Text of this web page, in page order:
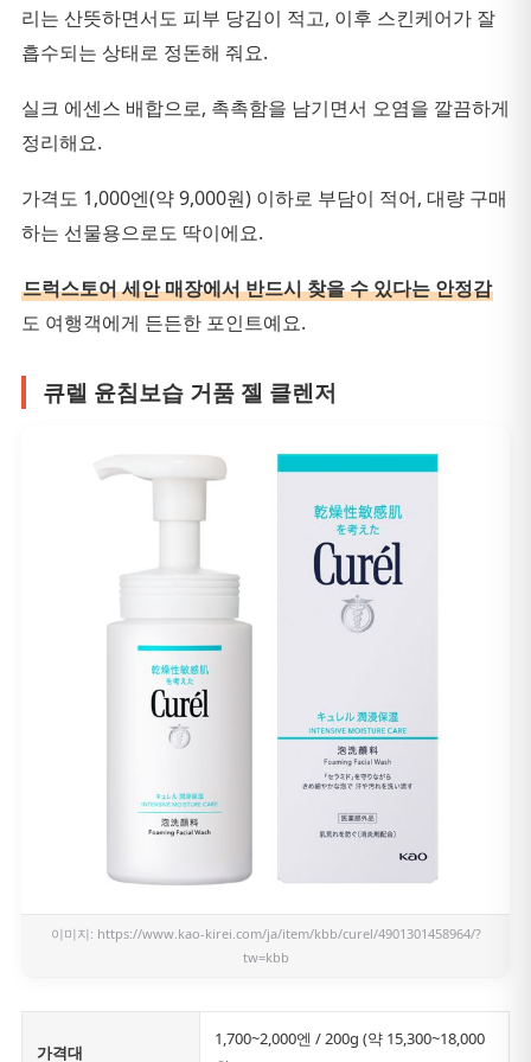
리는 산뜻하면서도 피부 당김이 적고, 이후 스킨케어가 잘
흡수되는 상태로 정돈해 줘요.
실크 에센스 배합으로, 촉촉함을 남기면서 오염을 깔끔하게
정리해요.
가격도 1,000엔(약 9,000원) 이하로 부담이 적어, 대량 구매
하는 선물용으로도 딱이에요.
드럭스토어 세안 매장에서 반드시 찾을 수 있다는 안정감
도 여행객에게 든든한 포인트예요.
큐렐 윤침보습 거품 젤 클렌저
이미지: https://www.kao-kirei.com/ja/item/kbb/curel/4901301458964/?
tw=kbb
가격대
1,700~2,000엔 / 200g (약 15,300~18,000